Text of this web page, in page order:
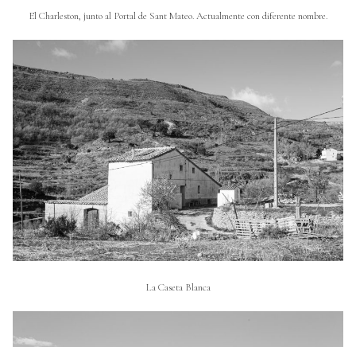
El Charleston, junto al Portal de Sant Mateo. Actualmente con diferente nombre.
La Caseta Blanca